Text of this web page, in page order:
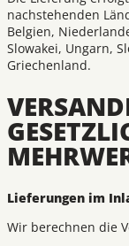
nachstehenden
Belgien,
Slowakei, Ungarn,
Griechenland.
Lieferungen im
Wir berechnen die